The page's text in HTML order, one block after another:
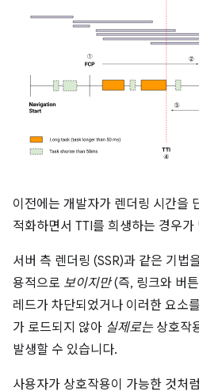
이전에는 개발자가 렌더링 시간을
적화하면서 TTI를 희생하는 경우가
서버 측 렌더링 (SSR)과 같은 기법
용적으로 보이지만(즉, 링크와 버
레드가 차단되었거나 이러한 요소
가 로드되지 않아 실제로는상호작
발생할 수 있습니다.
사용자가 상호작용이 가능한 것처